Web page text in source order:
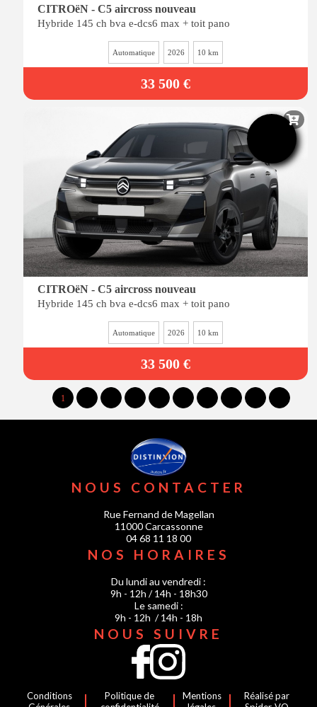
CITROëN - C5 aircross nouveau
Hybride 145 ch bva e-dcs6 max + toit pano
Automatique 2026 10 km
33 500 €
CITROëN - C5 aircross nouveau
Hybride 145 ch bva e-dcs6 max + toit pano
Automatique 2026 10 km
33 500 €
1
NOUS CONTACTER
Rue Fernand de Magellan
11000 Carcassonne
04 68 11 18 00
NOS HORAIRES
Du lundi au vendredi :
9h - 12h / 14h - 18h30
Le samedi :
9h - 12h / 14h - 18h
NOUS SUIVRE
Conditions
Politique de
Mentions
Réalisé par